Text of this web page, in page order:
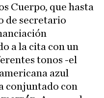
Cuerpo, que hasta
de secretario
a la cita con un
tonos -el
azul
conjuntado con